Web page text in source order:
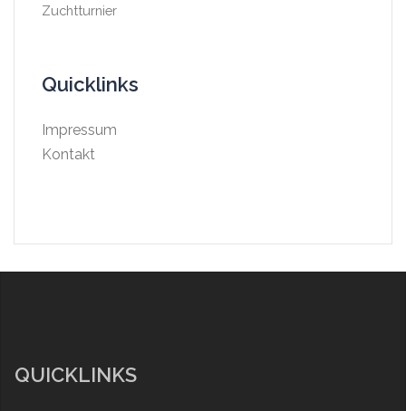
Zuchtturnier
Quicklinks
Impressum
Kontakt
QUICKLINKS